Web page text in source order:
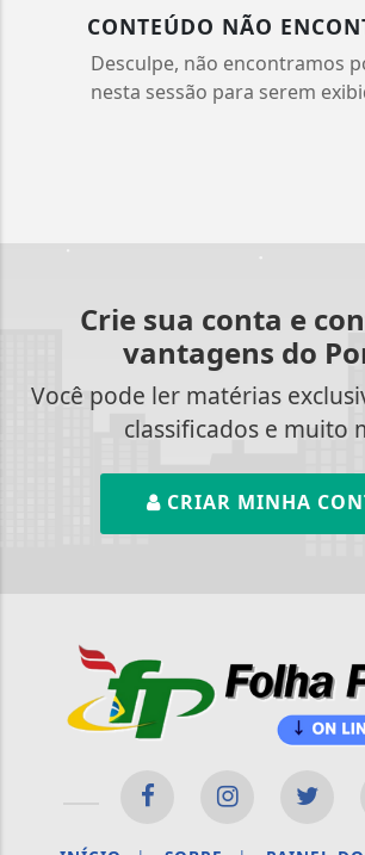
CONTEÚDO NÃO
Desculpe, não encontramos
nesta sessão para serem
Crie sua conta e
vantagens do
Você pode ler matérias
classificados e muito
CRIAR MINHA